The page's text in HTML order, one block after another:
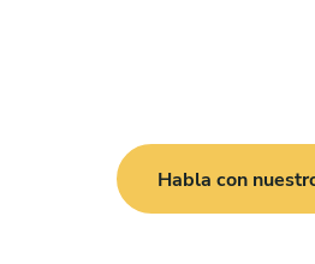
Habla con